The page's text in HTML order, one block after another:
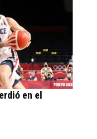
en el